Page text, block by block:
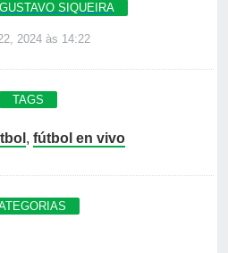
SIQUEIRA
2024 às 14:22
TAGS
, fútbol en vivo